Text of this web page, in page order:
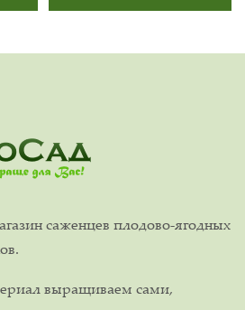
саженцев плодово-ягодных
выращиваем сами,